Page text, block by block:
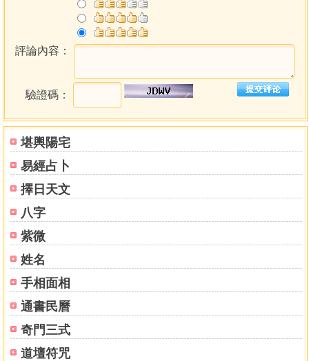
堪輿陽宅
易經占卜
擇日天文
八字
紫微
姓名
手相面相
通書民曆
奇門三式
道壇符咒
本書根據清畹香草堂的初刻版本編校而成，說明如下：
豎排改為橫排。原書係豎排，今改為橫排，標點符號重
重新編排次序。吳天士輯案「因非有意立案，故不仿前
賢醫案程式分別門類，但照日記中年月為次第」。故未按常
規分門別類編排，而以治驗先後為序，各類病症混雜於一
起，因而顯得有些混亂。由是編校者以病症為綱，合併同類
項，將《醫驗錄初集》、《醫驗錄二集》混合重新編排次
序，以求條理清晰，利於研讀；原書分卷，今已無意義，故
取消；另外將3篇醫話置於醫案之前。此三點為本書與原書最
大變動之處。
部分案例新擬標題。《醫驗錄初集》原書各案均設標
題；《醫驗錄二集》則未設標題，僅將醫案標分「傷寒（中
寒合入）」、「內傷」、「虛勞」三部分。為方便閱讀，今
據案意擬立標題，且將相類病症歸於一起，只在首案示以標
題，其餘不再設標題，但標以阿拉伯數字序號，以利檢索。
同時將全部醫案分為「傷寒（含陰證）」、「內傷」、「雜
病」三部分。
另外，原書3篇醫話各論未設序號，為清晰起見，標以一、
二……大寫數字序號。
統一簡化漢字。凡原書出現的異體字、古今字、通假
字，一律改為現行通用正體漢字，不另出注。
評論內容：
驗證碼：